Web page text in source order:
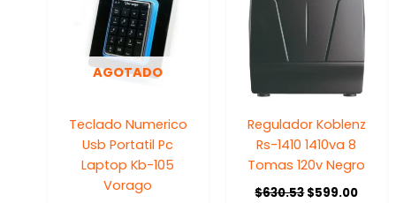
AGOTADO
Teclado Numerico
Usb Portatil Pc
Laptop Kb-105
Vorago
Regulador Koblenz
Rs-1410 1410va 8
Tomas 120v Negro
$630.53$599.00